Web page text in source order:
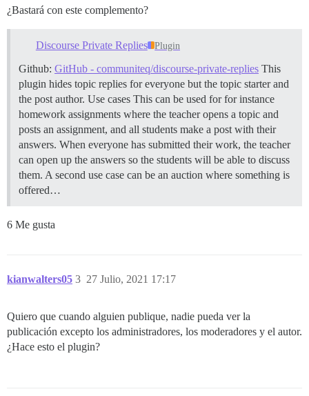
¿Bastará con este complemento?
Discourse Private Replies Plugin
Github: GitHub - communiteq/discourse-private-replies This
plugin hides topic replies for everyone but the topic starter and
the post author. Use cases This can be used for for instance
homework assignments where the teacher opens a topic and
posts an assignment, and all students make a post with their
answers. When everyone has submitted their work, the teacher
can open up the answers so the students will be able to discuss
them. A second use case can be an auction where something is
offered…
6 Me gusta
kianwalters05 27 Julio, 2021 17:17
3
Quiero que cuando alguien publique, nadie pueda ver la
publicación excepto los administradores, los moderadores y el autor.
¿Hace esto el plugin?